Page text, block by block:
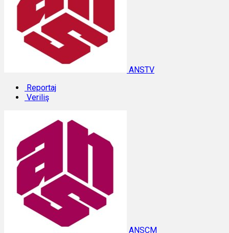
ANSTV
Reportaj
Veriliş
ANSÇM